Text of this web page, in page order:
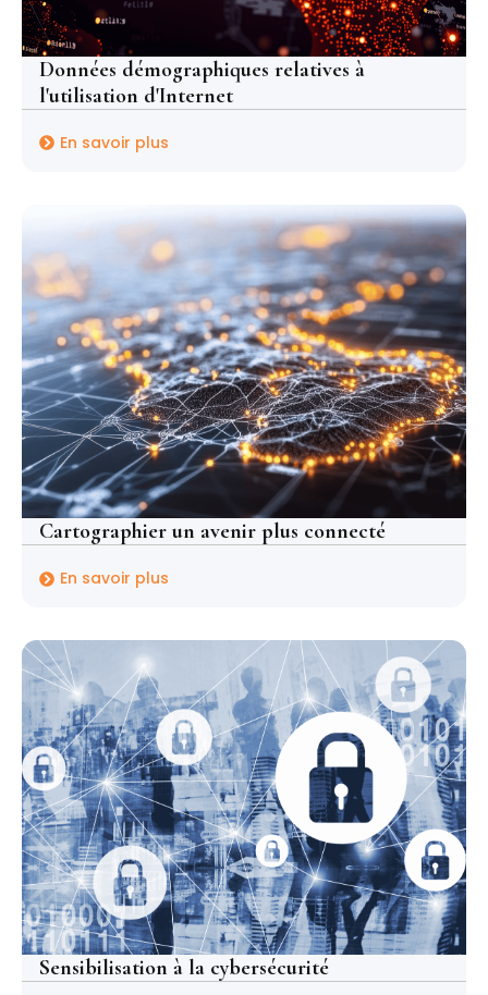
Données démographiques relatives à
l'utilisation d'Internet
En savoir plus
Cartographier un avenir plus connecté
En savoir plus
Sensibilisation à la cybersécurité